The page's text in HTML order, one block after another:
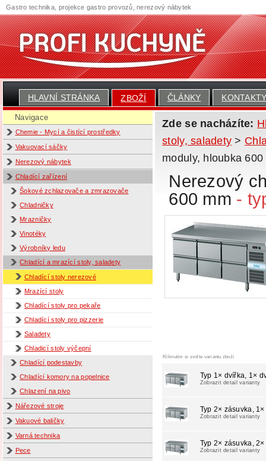
HLAVNÍ STRÁNKA ZBOŽÍ ČLÁNKY
Navigace
Chemie - Mycí a čistící prostředky
Vakuovací sáčky
Nerezový nábytek
Chladící zařízení
Šokové zchlazovače a zmrazovače
Chladničky
Mrazničky
Vinotéky
Výrobníky ledu
Chladící a mrazící stoly, saladety
Chladící stoly nerezové
Mrazící stoly
Chladící stoly pro pekaře
Chladící stoly pro pizzerie
Saladety
Chladicí stoly výčepní
Chladící podestavby
Chladící komory na popelnice
Chlazení na pivo
Nářezové stroje
Vakuové baličky
Varná technika
Pece
Zde se nacházíte:
stoly, saladety >
moduly, hloubka 600
Nerezový
600 mm -
Kliknutím si zvolte variantu zboží
Typ 1× dvířka, 1×
Zobrazit detail varianty
Typ 2× zásuvka,
Zobrazit detail varianty
Typ 2× zásuvka,
Zobrazit detail varianty
Gastro technika, projekce gastro provozů, nerezový nábytek